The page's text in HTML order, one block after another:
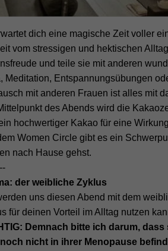
dich eine magische Zeit voller
vom stressigen und hektischen
und teile sie mit anderen
Meditation, Entspannungsübungen
mit anderen Frauen ist alles mit
des Abends wird die
hochwertiger Kakao für eine
Women Circle gibt es ein
nach Hause gehst.
der weibliche Zyklus
uns diesen Abend mit dem
für deinen Vorteil im Alltag nutzen
Demnach bitte ich darum,
nicht in ihrer Menopause